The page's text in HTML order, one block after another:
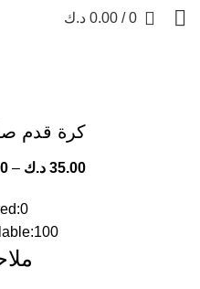
0
/
0.00 د.ك
كرة قدم
35.00 د.ك –
0
100